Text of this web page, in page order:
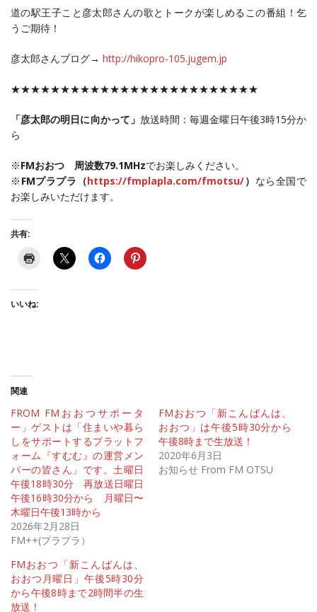
道の駅王子こと彦太郎さんの歌とトークが楽しめるこの番組！乞
うご期待！
彦太郎さんブログ→ http://hikopro-105.jugem.jp
★★★★★★★★★★★★★★★★★★★★★★★★★
「彦太郎の明日に向かって」 放送時間：毎週金曜日午後3時15分か
ら
※FMおおつ 周波数79.1MHzでお楽しみください。
※ FMプラプラ（https://fmplapla.com/fmotsu/） なら全国で
お楽しみいただけます。
共有:
いいね:
関連
FROM FMおおつサポータ
ー」ゲストは「住まいや暮ら
しをサポートするプラットフ
ォーム『すむむ』の運営メン
バーの皆さん」です。土曜日
午後18時30分 再放送日曜日
午後16時30分から 月曜日〜
木曜日午後13時から
2026年2月28日
FM++(プラプラ）
FMおおつ「新こんばんは、
おおつ」は午後5時30分から
午後8時まで生放送！
2020年6月3日
お知らせ From FM OTSU
FMおおつ「新こんばんは、
おおつ月曜日」午後5時30分
から午後8時まで2時間半の生
放送！